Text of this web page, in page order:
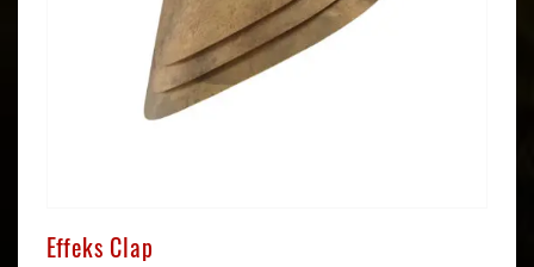
Effeks Clap